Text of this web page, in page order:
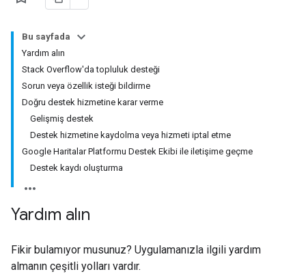
Bu sayfada
Yardım alın
Stack Overflow'da topluluk desteği
Sorun veya özellik isteği bildirme
Doğru destek hizmetine karar verme
Gelişmiş destek
Destek hizmetine kaydolma veya hizmeti iptal etme
Google Haritalar Platformu Destek Ekibi ile iletişime geçme
Destek kaydı oluşturma
Yardım alın
Fikir bulamıyor musunuz? Uygulamanızla ilgili yardım
almanın çeşitli yolları vardır.